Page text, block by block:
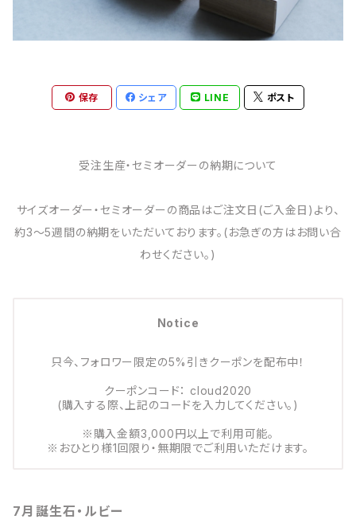
保存 シェア LINE ポスト
受注生産・セミオーダーの納期について
サイズオーダー・セミオーダーの商品はご注文日(ご入金日)より、
約3～5週間の納期をいただいております。(お急ぎの方はお問い合
わせください。)
Notice
只今、フォロワー限定の5%引きクーポンを配布中！
クーポンコード： cloud2020
(購入する際、上記のコードを入力してください。)
※購入金額3,000円以上で利用可能。
※おひとり様1回限り・無期限でご利用いただけます。
7月誕生石・ルビー